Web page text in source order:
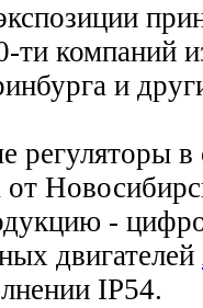
ти
и
в
от
-
двигателей
IP54.